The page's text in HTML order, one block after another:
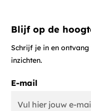
Blijf op de
Schrijf je in en
inzichten.
E-mail